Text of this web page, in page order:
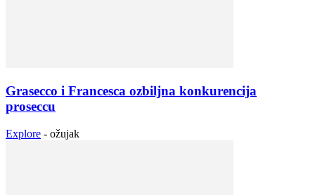
Grasecco i Francesca ozbiljna konkurencija
proseccu
Explore - ožujak